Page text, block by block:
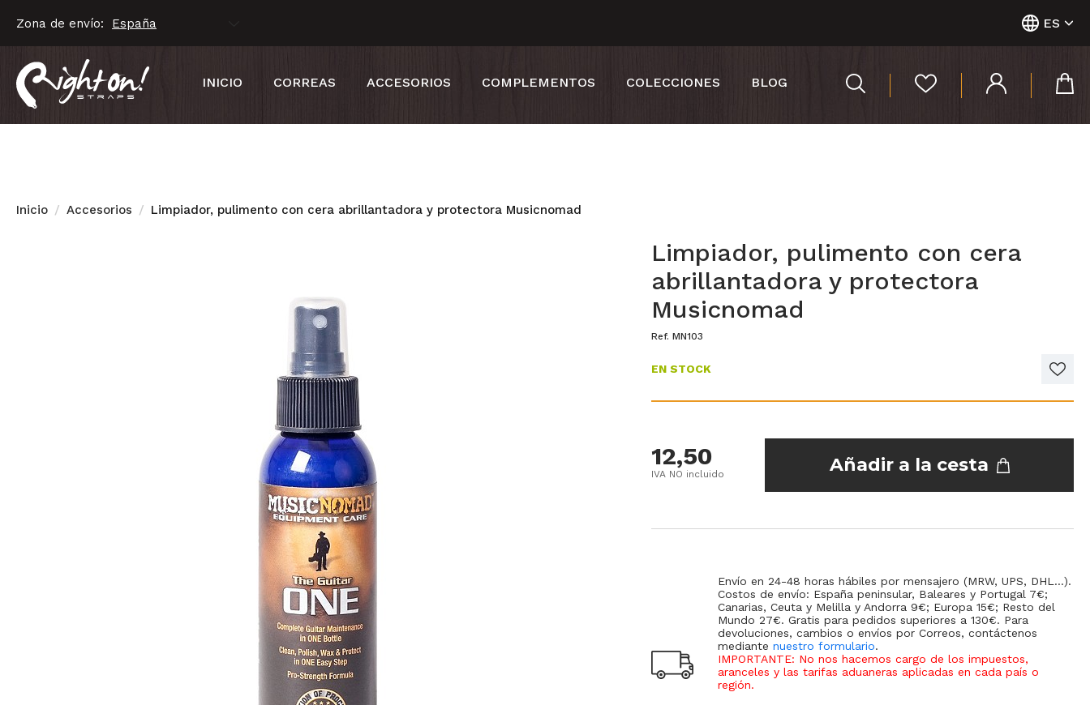
Zona de envío: ES
INICIO CORREAS ACCESORIOS COMPLEMENTOS COLECCIONES BLOG
Inicio Accesorios Limpiador, pulimento con cera abrillantadora y protectora Musicnomad
Limpiador, pulimento con cera
abrillantadora y protectora
Musicnomad
Ref. MN103
EN STOCK
12,50
IVA NO incluido Añadir a la cesta
Envío en 24-48 horas hábiles por mensajero (MRW, UPS, DHL...).
Costos de envío: España peninsular, Baleares y Portugal 7€;
Canarias, Ceuta y Melilla y Andorra 9€; Europa 15€; Resto del
Mundo 27€. Gratis para pedidos superiores a 130€. Para
devoluciones, cambios o envíos por Correos, contáctenos
mediantenuestro formulario.
IMPORTANTE: No nos hacemos cargo de los impuestos,
aranceles y las tarifas aduaneras aplicadas en cada país o
región.